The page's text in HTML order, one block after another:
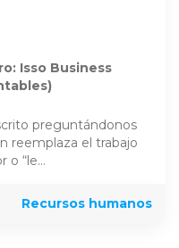
Isso Business
preguntándonos
reemplaza el trabajo
o “le…
Recursos humanos